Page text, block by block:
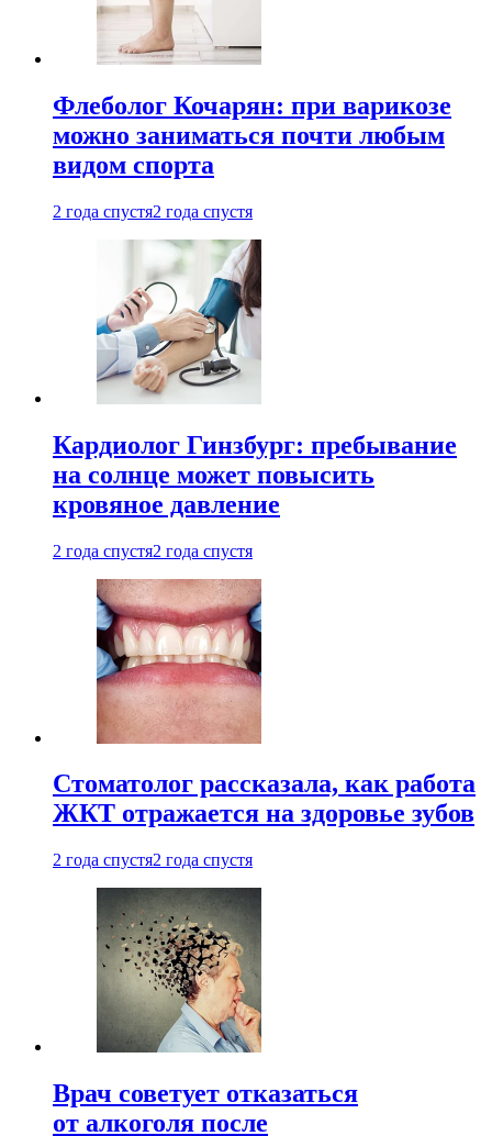
Флеболог Кочарян: при варикозе
можно заниматься почти любым
видом спорта
2 года спустя2 года спустя
Кардиолог Гинзбург: пребывание
на солнце может повысить
кровяное давление
2 года спустя2 года спустя
Стоматолог рассказала, как работа
ЖКТ отражается на здоровье зубов
2 года спустя2 года спустя
Врач советует отказаться
от алкоголя после